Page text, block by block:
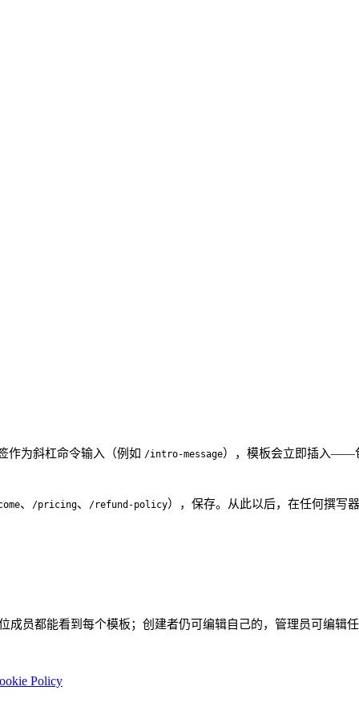
作为斜杠命令输入（例如 /intro-message），模板会立即插入——
、 /pricing、 /refund-policy），保存。从此以后，在任何撰写
员都能看到每个模板；创建者仍可编辑自己的，管理员可编辑任
Policy